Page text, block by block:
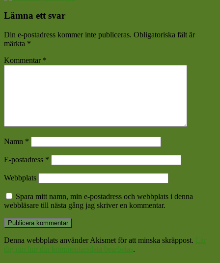
Läsarkommentarer
Lämna ett svar
Din e-postadress kommer inte publiceras. Obligatoriska fält är
märkta *
Kommentar *
Namn *
E-postadress *
Webbplats
Spara mitt namn, min e-postadress och webbplats i denna
webbläsare till nästa gång jag skriver en kommentar.
Denna webbplats använder Akismet för att minska skräppost. Lär
dig om hur din kommentarsdata bearbetas.